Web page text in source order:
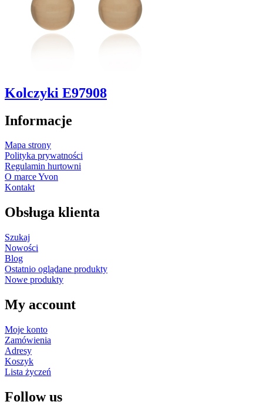
Kolczyki E97908
Informacje
Mapa strony
Polityka prywatności
Regulamin hurtowni
O marce Yvon
Kontakt
Obsługa klienta
Szukaj
Nowości
Blog
Ostatnio oglądane produkty
Nowe produkty
My account
Moje konto
Zamówienia
Adresy
Koszyk
Lista życzeń
Follow us